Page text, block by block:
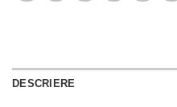
DESCRIERE